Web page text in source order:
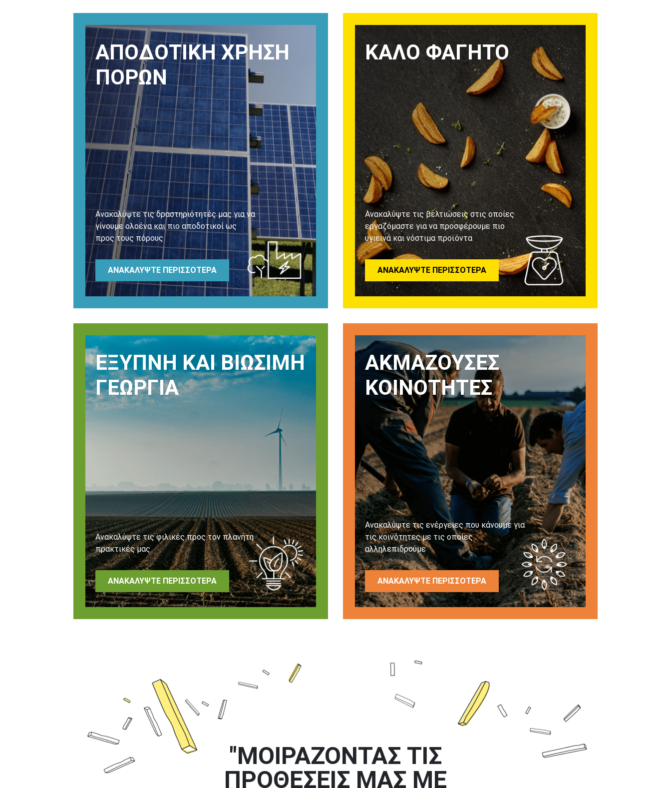
ΑΠΟΔΟΤΙΚΉ ΧΡΉΣΗ
ΠΌΡΩΝ
Ανακαλύψτε τις δραστηριότητές μας για να
γίνουμε ολοένα και πιο αποδοτικοί ως
προς τους πόρους
ΑΝΑΚΑΛΎΨΤΕ ΠΕΡΙΣΣΌΤΕΡΑ
ΚΑΛΌ ΦΑΓΗΤΌ
Ανακαλύψτε τις βελτιώσεις στις οποίες
εργαζόμαστε για να προσφέρουμε πιο
υγιεινά και νόστιμα προϊόντα
ΑΝΑΚΑΛΎΨΤΕ ΠΕΡΙΣΣΌΤΕΡΑ
ΈΞΥΠΝΗ ΚΑΙ ΒΙΏΣΙΜΗ
ΓΕΩΡΓΊΑ
Ανακαλύψτε τις φιλικές προς τον πλανήτη
πρακτικές μας
ΑΝΑΚΑΛΎΨΤΕ ΠΕΡΙΣΣΌΤΕΡΑ
ΑΚΜΆΖΟΥΣΕΣ
ΚΟΙΝΌΤΗΤΕΣ
Ανακαλύψτε τις ενέργειες που κάνουμε για
τις κοινότητες με τις οποίες
αλληλεπιδρούμε
ΑΝΑΚΑΛΎΨΤΕ ΠΕΡΙΣΣΌΤΕΡΑ
"ΜΟΙΡΆΖΟΝΤΑΣ ΤΙΣ
ΠΡΟΘΈΣΕΙΣ ΜΑΣ ΜΕ